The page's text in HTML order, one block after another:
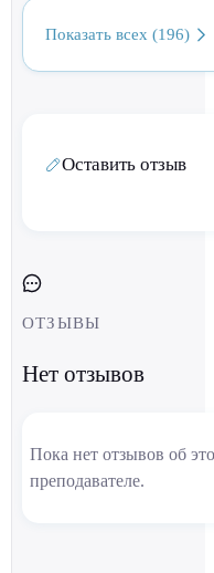
Показать всех (196)
Оставить отзыв
ОТЗЫВЫ
Нет отзывов
Пока нет отзывов об
преподавателе.